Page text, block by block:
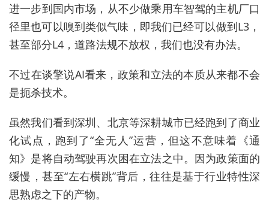
进一步到国内市场，从不少做乘用车智驾的主机厂口
径里也可以嗅到类似气味，即我们已经可以做到L3，
甚至部分L4，道路法规不放权，我们也没有办法。
不过在谈擎说AI看来，政策和立法的本质从来都不会
是扼杀技术。
虽然我们看到深圳、北京等深耕城市已经跑到了商业
化试点，跑到了“全无人”运营，但这不意味着《通
知》是将自动驾驶再次困在立法之中。因为政策面的
缓慢，甚至“左右横跳”背后，往往是基于行业特性深
思熟虑之下的产物。